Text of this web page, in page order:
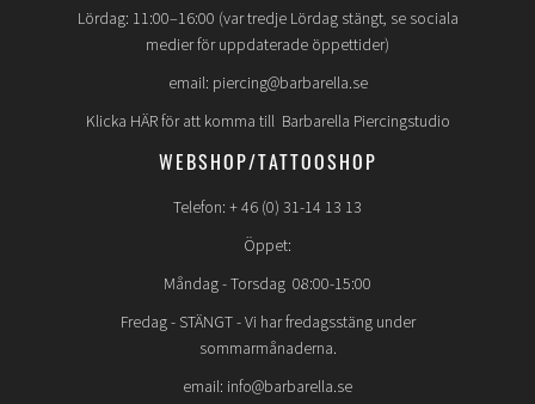
Lördag: 11:00–16:00 (var tredje Lördag stängt, se sociala
medier för uppdaterade öppettider)
email: piercing@barbarella.se
Klicka HÄR för att komma till Barbarella Piercingstudio
WEBSHOP/TATTOOSHOP
Telefon: + 46 (0) 31-14 13 13
Öppet:
Måndag - Torsdag 08:00-15:00
Fredag - STÄNGT- Vi har fredagsstäng under
sommarmånaderna.
email: info@barbarella.se